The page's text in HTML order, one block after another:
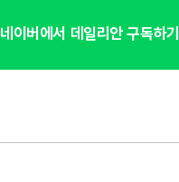
네이버에서 데일리안 구독하기